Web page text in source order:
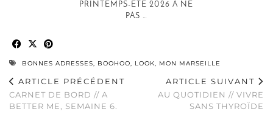
PRINTEMPS-ETÉ 2026 À NE
PAS …
BONNES ADRESSES, BOOHOO, LOOK, MON MARSEILLE
ARTICLE PRÉCÉDENT
CARNET DE BORD // A
BETTER ME, SEMAINE 6.
ARTICLE SUIVANT
AU QUOTIDIEN // VIVRE
SANS THYROÏDE